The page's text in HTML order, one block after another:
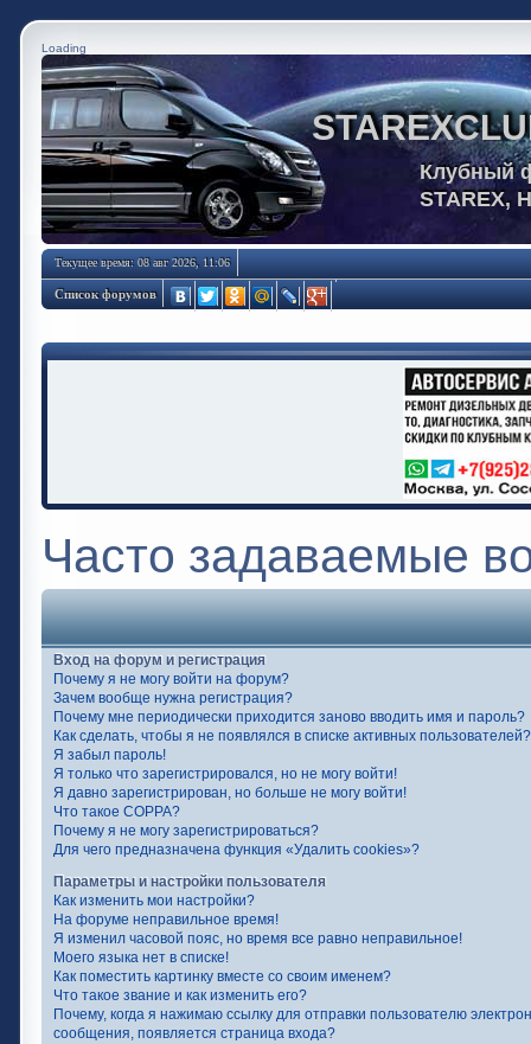
Loading
Клубный
STAREX,
Текущее время: 08 авг 2026, 11:06
Список форумов
Часто задаваемые
Вход на форум и регистрация
Почему я не могу войти на форум?
Зачем вообще нужна регистрация?
Почему мне периодически приходится заново вводить имя и пароль?
Как сделать, чтобы я не появлялся в списке активных пользователей?
Я забыл пароль!
Я только что зарегистрировался, но не могу войти!
Я давно зарегистрирован, но больше не могу войти!
Что такое COPPA?
Почему я не могу зарегистрироваться?
Для чего предназначена функция «Удалить cookies»?
Параметры и настройки пользователя
Как изменить мои настройки?
На форуме неправильное время!
Я изменил часовой пояс, но время все равно неправильное!
Моего языка нет в списке!
Как поместить картинку вместе со своим именем?
Что такое звание и как изменить его?
Почему, когда я нажимаю ссылку для отправки пользователю
сообщения, появляется страница входа?